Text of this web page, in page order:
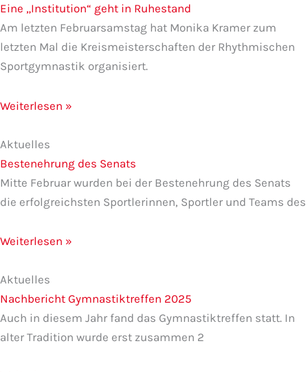
Eine „Institution“ geht in Ruhestand
Am letzten Februarsamstag hat Monika Kramer zum
letzten Mal die Kreismeisterschaften der Rhythmischen
Sportgymnastik organisiert.
Weiterlesen »
Aktuelles
Bestenehrung des Senats
Mitte Februar wurden bei der Bestenehrung des Senats
die erfolgreichsten Sportlerinnen, Sportler und Teams des
Weiterlesen »
Aktuelles
Nachbericht Gymnastiktreffen 2025
Auch in diesem Jahr fand das Gymnastiktreffen statt. In
alter Tradition wurde erst zusammen 2